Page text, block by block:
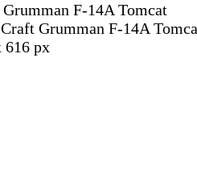
F-14A Tomcat
Grumman F-14A
616 px